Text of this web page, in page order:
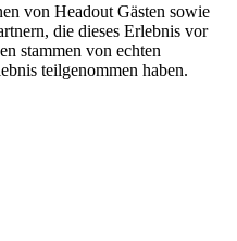
von Headout Gästen sowie
die dieses Erlebnis vor
stammen von echten
teilgenommen haben.